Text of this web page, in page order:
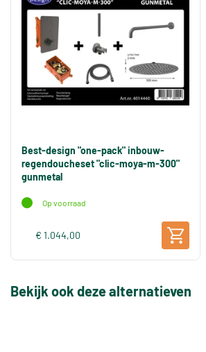
Best-design "one-pack" inbouw-
regendoucheset "clic-moya-m-300"
gunmetal
Op voorraad
€ 1.044,00
Bekijk ook deze alternatieven